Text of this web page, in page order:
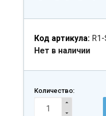
Код артикула:
Нет в наличии
Количество: